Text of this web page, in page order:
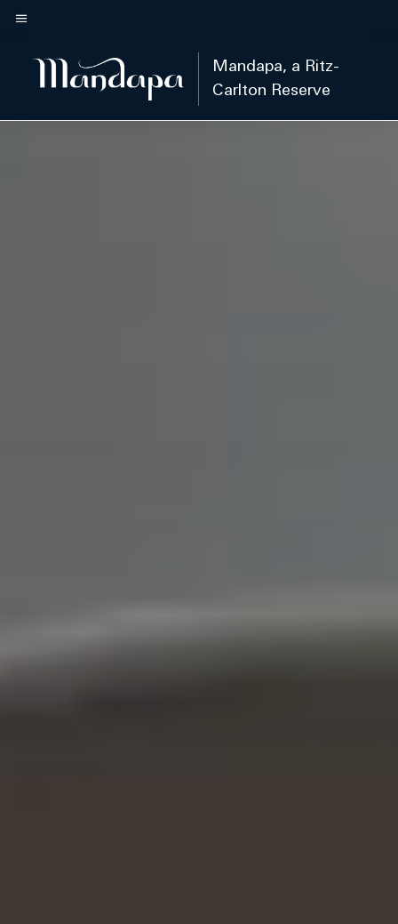
Skip
main
content
Mandapa, a Ritz-
Carlton Reserve